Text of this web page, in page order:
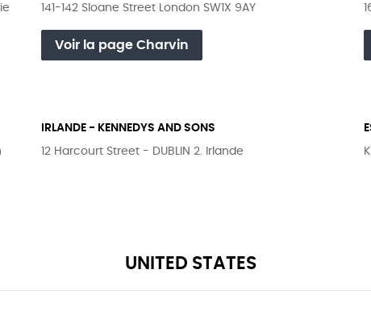
141-142 Sloane Street London SW1X 9AY
Voir la page Charvin
IRLANDE - KENNEDYS AND SONS
12 Harcourt Street - DUBLIN 2. Irlande
UNITED STATES